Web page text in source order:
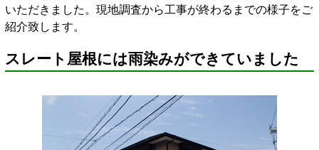
いただきました。現地調査から工事が終わるまでの様子をご
紹介致します。
スレート屋根には雨染みができていました